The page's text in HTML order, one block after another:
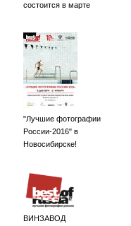
состоится в марте
"Лучшие фотографии
России-2016" в
Новосибирске!
ВИНЗАВОД